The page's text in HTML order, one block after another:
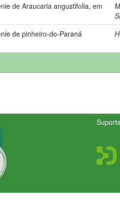
de Araucaria angustifolia, em
de pinheiro-do-Paraná